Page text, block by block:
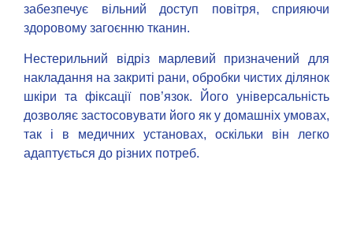
забезпечує вільний доступ повітря, сприяючи
здоровому загоєнню тканин.
Нестерильний відріз марлевий призначений для
накладання на закриті рани, обробки чистих ділянок
шкіри та фіксації пов’язок. Його універсальність
дозволяє застосовувати його як у домашніх умовах,
так і в медичних установах, оскільки він легко
адаптується до різних потреб.